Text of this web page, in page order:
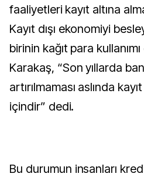
faaliyetleri kayıt altına
Kayıt dışı ekonomiyi
birinin kağıt para
Karakaş, “Son yıllarda
artırılmaması aslında
içindir” dedi.
Bu durumun insanları